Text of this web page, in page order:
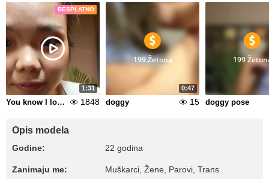
BESPLATNO
1:31
You know I love playing with you like this 1848
0:47
199 Žetona
doggy 15
199
doggy pose
Opis modela
Godine: 22 godina
Zanimaju me: Muškarci, Žene, Parovi, Trans